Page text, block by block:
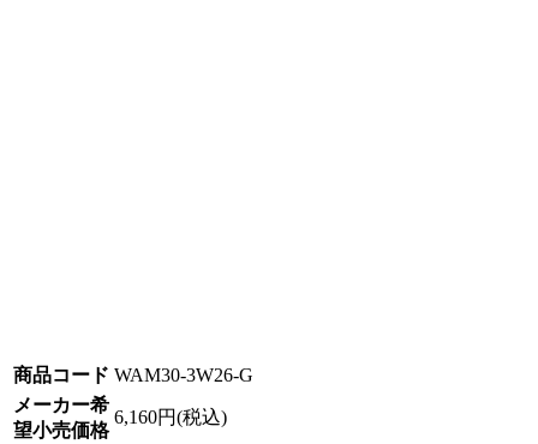
商品コード WAM30-3W26-G
メーカー希
望小売価格
6,160円(税込)